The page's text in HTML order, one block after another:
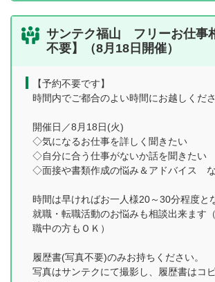
サンテク福山 フリーお仕事
不要】（8月18日開催）
【予約不要です】
時間内でご都合のよい時間にお越しくださ
開催日／8月18日(火)
◇気になるお仕事を詳しく聞きたい
◇自分に合う仕事がないか話を聞きたい
◇面接や書類作成の悩み＆アドバイス
時間は早ければお一人様20～30分程度と
就職・転職活動のお悩みも相談出来ます
職中の方もＯＫ）
履歴書(写真不要)のみお持ちください。
写真はサンテクにて撮影し、履歴書はコ